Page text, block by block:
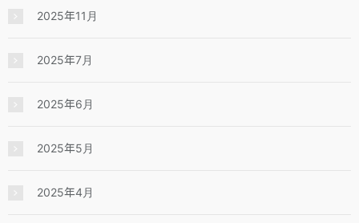
2025年11月
2025年7月
2025年6月
2025年5月
2025年4月